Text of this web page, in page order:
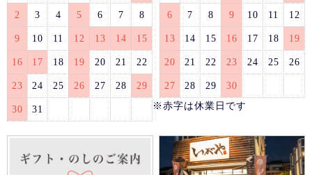
2 3 4 5 6 7 8
9 10 11 12 13 14 15
16 17 18 19 20 21 22
23 24 25 26 27 28 29
30 31
6 7 8 9 10 11 12
13 14 15 16 17 18 19
20 21 22 23 24 25 26
27 28 29
30
※赤字は休業日です